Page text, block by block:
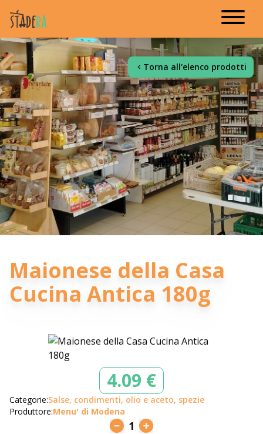
Torna all'elenco prodotti
Maionese della Casa
Cucina Antica 180g
4.09 €
Categorie:Salse, condimenti, olio e aceto, spezie
Produttore:Menu' di Modena
1